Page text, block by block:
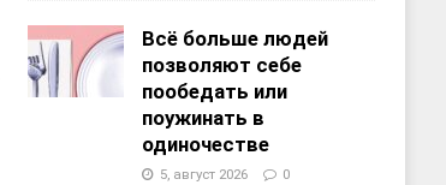
Всё больше людей
позволяют себе
пообедать или
поужинать в
одиночестве
5, август 2026 0